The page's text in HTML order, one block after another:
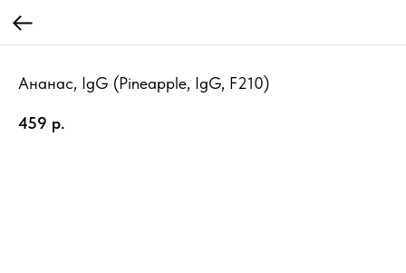
Ананас, IgG (Pineapple, IgG, F210)
459 р.